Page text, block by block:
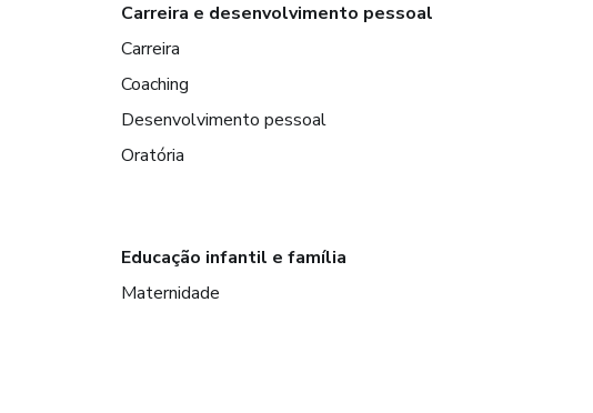
Carreira e desenvolvimento pessoal
Carreira
Coaching
Desenvolvimento pessoal
Oratória
Educação infantil e família
Maternidade